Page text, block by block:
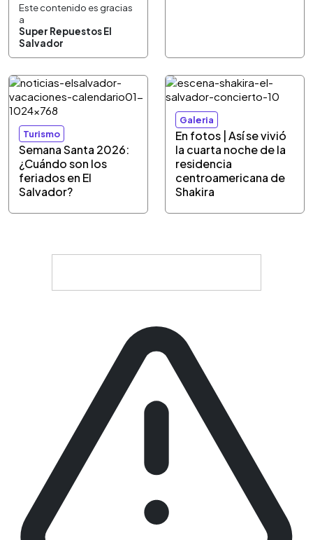
Este contenido es gracias
a
Super Repuestos El
Salvador
Turismo
Semana Santa 2026:
¿Cuándo son los
feriados en El
Salvador?
Galeria
En fotos | Así se vivió
la cuarta noche de la
residencia
centroamericana de
Shakira